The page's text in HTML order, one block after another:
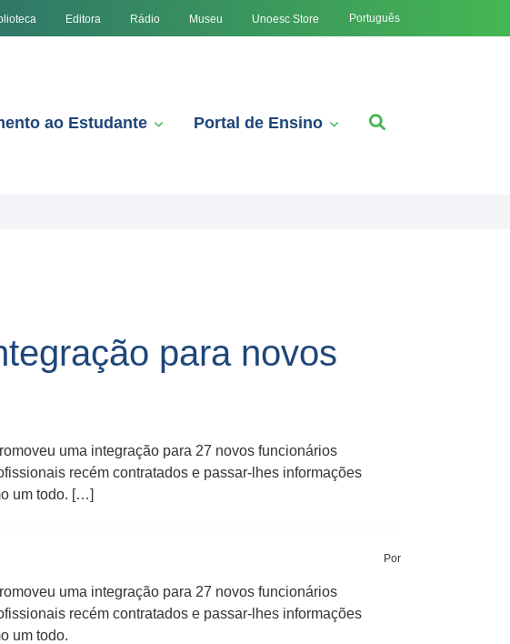
Editora Rádio Museu Unoesc Store Português
ao Estudante Portal de Ensino
para novos
uma integração para 27 novos funcionários
recém contratados e passar-lhes informações
um todo. […]
Por
uma integração para 27 novos funcionários
recém contratados e passar-lhes informações
um todo.